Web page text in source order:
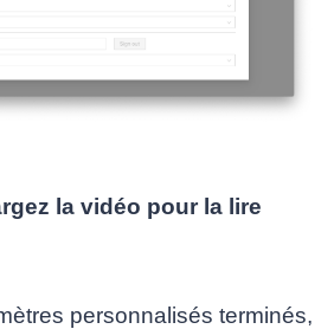
la vidéo pour la lire
personnalisés terminés,